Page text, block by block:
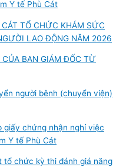
Y tế Phù Cát
TỔ CHỨC KHÁM SỨC
LAO ĐỘNG NĂM 2026
BAN GIÁM ĐỐC TỪ
người bệnh (chuyển viện)
giấy chứng nhận nghỉ việc
Y tế Phù Cát
tổ chức kỳ thi đánh giá năng